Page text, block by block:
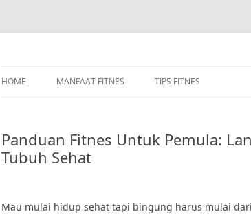
Skip
HOME MANFAAT FITNES TIPS FITNES
Panduan Fitnes Untuk Pemula:
Tubuh Sehat
Mau mulai hidup sehat tapi bingung harus mulai